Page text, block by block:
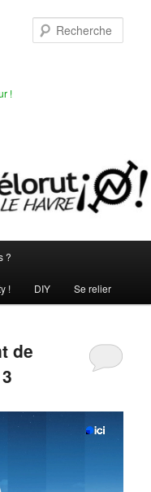
!
?
! DIY Se relier
de